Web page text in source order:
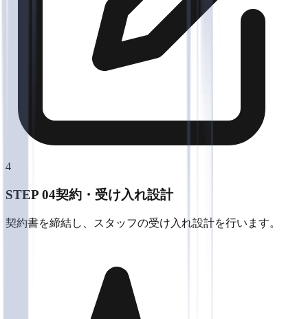
4
STEP 04契約・受け入れ設計
契約書を締結し、スタッフの受け入れ設計を行います。